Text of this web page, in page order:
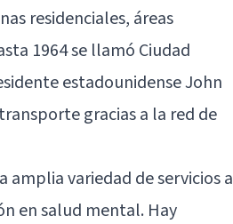
residenciales, áreas
1964 se llamó Ciudad
estadounidense John
gracias a la red de
amplia variedad de servicios a
en salud mental. Hay